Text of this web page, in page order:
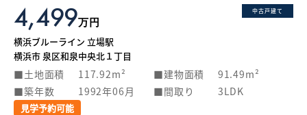
中古戸建て
4,499万円
横浜ブルーライン 立場駅
横浜市 泉区和泉中央北１丁目
土地面積 117.92m² 建物面積
91.49m²
築年数
1992年06月 間取り 3LDK
見学予約可能